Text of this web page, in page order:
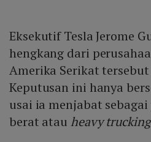
Eksekutif Tesla Jerome
hengkang dari
Amerika Serikat
Keputusan ini hanya
usai ia menjabat
berat atau heavy trucking